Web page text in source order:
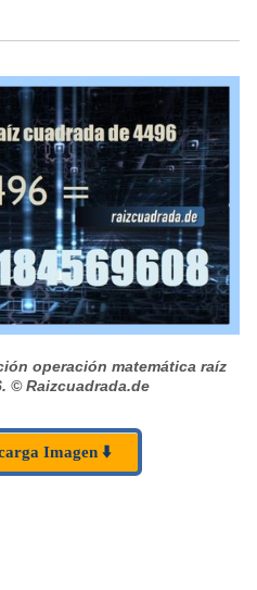
operación matemática raíz
© Raizcuadrada.de
Imagen ⬇️